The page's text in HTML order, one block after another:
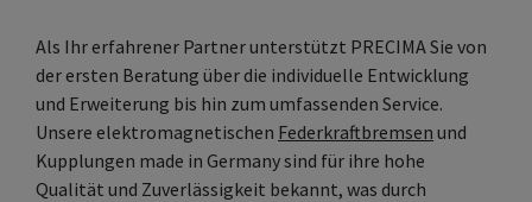
Als Ihr erfahrener Partner unterstützt PRECIMA Sie von
der ersten Beratung über die individuelle Entwicklung
und Erweiterung bis hin zum umfassenden Service.
Unsere elektromagnetischen Federkraftbremsen und
Kupplungen made in Germany sind für ihre hohe
Qualität und Zuverlässigkeit bekannt, was durch